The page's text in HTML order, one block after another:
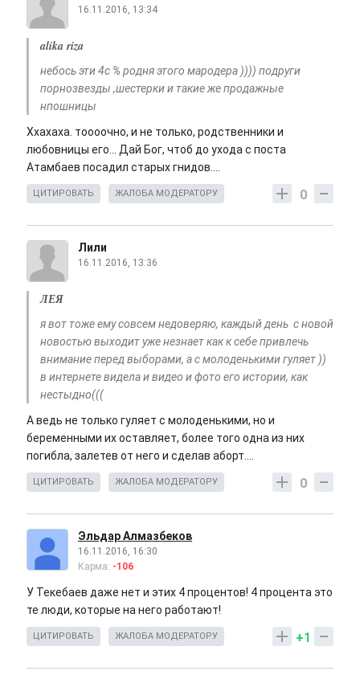
16.11.2016, 13:34
alika riza
небось эти 4с % родня этого мародера )))) подруги
порнозвезды ,шестерки и такие же продажные
нпошницы
Ххахаха. тоооочно, и не только, родственники и
любовницы его... Дай Бог, чтоб до ухода с поста
Атамбаев посадил старых гнидов....
0
ЦИТИРОВАТЬ ЖАЛОБА МОДЕРАТОРУ
Лили
16.11.2016, 13:36
ЛЕЯ
я вот тоже ему совсем недоверяю, каждый день с новой
новостью выходит уже незнает как к себе привлечь
внимание перед выборами, а с молоденькими гуляет ))
в интернете видела и видео и фото его истории, как
нестыдно(((
А ведь не только гуляет с молоденькими, но и
беременными их оставляет, более того одна из них
погибла, залетев от него и сделав аборт....
0
ЦИТИРОВАТЬ ЖАЛОБА МОДЕРАТОРУ
Эльдар Алмазбеков
16.11.2016, 16:30
Карма: -106
У Текебаев даже нет и этих 4 процентов! 4 процента это
те люди, которые на него работают!
+1
ЦИТИРОВАТЬ ЖАЛОБА МОДЕРАТОРУ